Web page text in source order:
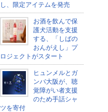
し、限定アイテムを発売
お酒を飲んで保
護犬活動を支援
する、「しばの
おんがえし」プ
ロジェクトがスタート
ヒュンメルとガ
ンバ大阪が、聴
覚障がい者支援
のため手話シャ
ツを寄付